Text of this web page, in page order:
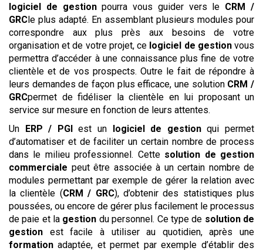
logiciel de gestionpourra vous guider vers le CRM /
GRCle plus adapté. En assemblant plusieurs modules pour
correspondre aux plus près aux besoins de votre
organisation et de votre projet, ce logiciel de gestionvous
permettra d’accéder à une connaissance plus fine de votre
clientèle et de vos prospects. Outre le fait de répondre à
leurs demandes de façon plus efficace, une solution CRM /
GRCpermet de fidéliser la clientèle en lui proposant un
service sur mesure en fonction de leurs attentes.
Un ERP / PGIest un logiciel de gestionqui permet
d’automatiser et de faciliter un certain nombre de process
dans le milieu professionnel. Cette solution de gestion
commerciale peut être associée à un certain nombre de
modules permettant par exemple de gérer la relation avec
la clientèle (CRM / GRC), d’obtenir des statistiques plus
poussées, ou encore de gérer plus facilement le processus
de paie et la gestion du personnel. Ce type de solution de
gestion est facile à utiliser au quotidien, après une
formation adaptée, et permet par exemple d’établir des